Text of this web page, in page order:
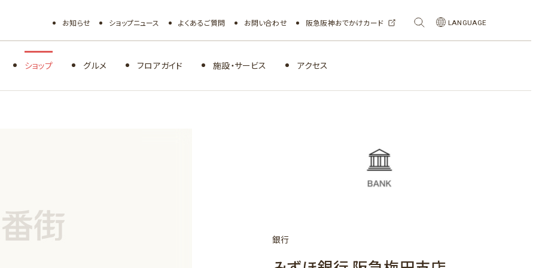
お知らせ ショップニュース よくあるご質問 お問い合わせ 阪急阪神おでかけカード LANGUAGE
ショップ グルメ フロアガイド 施設・サービス アクセス
銀行